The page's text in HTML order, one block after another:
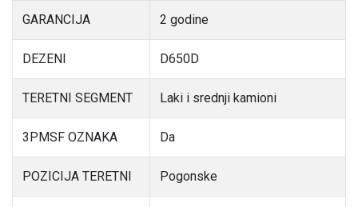
GARANCIJA 2 godine
DEZENI D650D
TERETNI SEGMENT Laki i srednji kamioni
3PMSF OZNAKA Da
POZICIJA TERETNI Pogonske